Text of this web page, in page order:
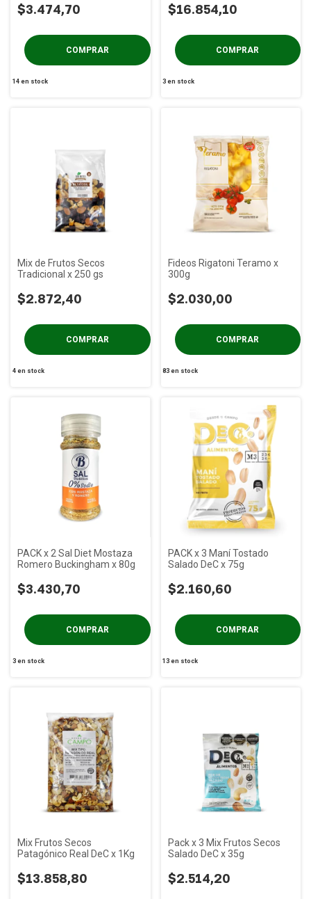
$3.474,70
14en stock
$16.854,10
3 en stock
Mix de Frutos Secos
Tradicional x 250 gs
$2.872,40
4en stock
Fideos Rigatoni Teramo x
300g
$2.030,00
83 en stock
PACK x 2 Sal Diet Mostaza
Romero Buckingham x 80g
$3.430,70
3en stock
PACK x 3 Maní Tostado
Salado DeC x 75g
$2.160,60
13 en stock
Mix Frutos Secos
Patagónico Real DeC x 1Kg
$13.858,80
Pack x 3 Mix Frutos Secos
Salado DeC x 35g
$2.514,20